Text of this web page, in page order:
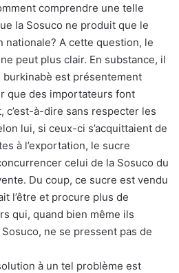
comprendre une telle
la Sosuco ne produit que le
nationale? A cette question, le
peut plus clair. En substance, il
est présentement
que des importateurs font
c’est-à-dire sans respecter les
lui, si ceux-ci s’acquittaient de
à l’exportation, le sucre
celui de la Sosuco du
Du coup, ce sucre est vendu
l’être et procure plus de
qui, quand bien même ils
ne se pressent pas de
à un tel problème est